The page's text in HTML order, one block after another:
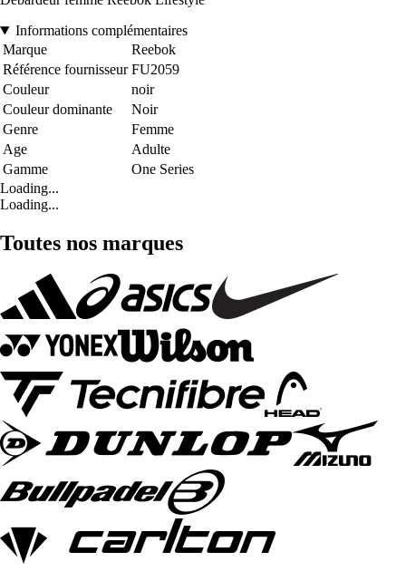
Informations complémentaires
Marque
Reebok
Référence fournisseur FU2059
Couleur
noir
Couleur dominante
Noir
Genre
Femme
Age
Adulte
Gamme
One Series
Loading...
Loading...
Toutes nos marques